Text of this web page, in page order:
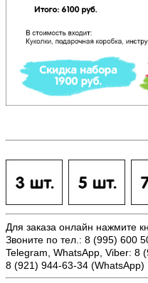
Для заказа онлайн нажмите
Звоните по тел.: 8 (995) 600
Telegram, WhatsApp, Viber: 8
8 (921) 944-63-34 (WhatsApp)